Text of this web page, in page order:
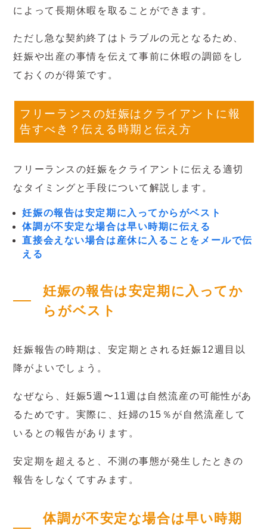
によって長期休暇を取ることができます。
ただし急な契約終了はトラブルの元となるため、
妊娠や出産の事情を伝えて事前に休暇の調節をし
ておくのが得策です。
フリーランスの妊娠はクライアントに報
告すべき？伝える時期と伝え方
フリーランスの妊娠をクライアントに伝える適切
なタイミングと手段について解説します。
妊娠の報告は安定期に入ってからがベスト
体調が不安定な場合は早い時期に伝える
直接会えない場合は産休に入ることをメールで伝
える
妊娠の報告は安定期に入ってか
らがベスト
妊娠報告の時期は、安定期とされる妊娠12週目以
降がよいでしょう。
なぜなら、妊娠5週〜11週は自然流産の可能性があ
るためです。実際に、妊婦の15％が自然流産して
いるとの報告があります。
安定期を超えると、不測の事態が発生したときの
報告をしなくてすみます。
体調が不安定な場合は早い時期